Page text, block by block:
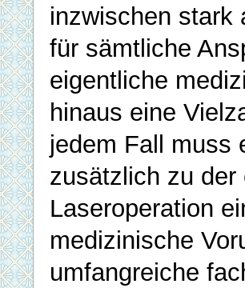
inzwischen stark
für sämtliche
eigentliche
hinaus eine
jedem Fall muss
zusätzlich zu der
Laseroperation
medizinische
umfangreiche